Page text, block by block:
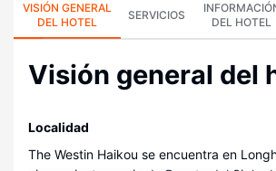
VISIÓN GENERAL
DEL HOTEL
SERVICIOS
DEL HOTEL
Visión general del
Localidad
The Westin Haikou se encuentra en